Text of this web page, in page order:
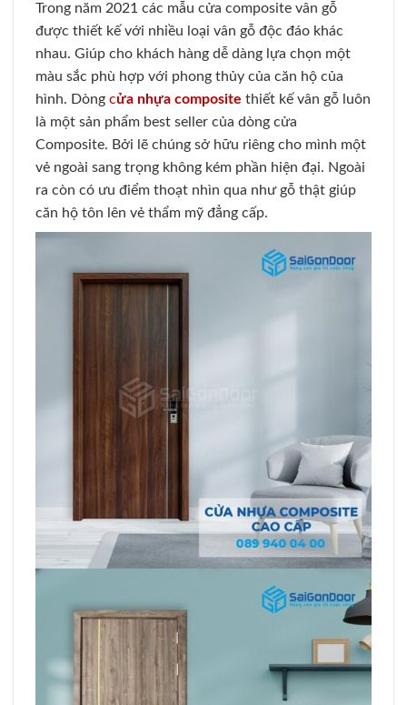
Trong năm 2021 các mẫu cửa composite vân gỗ
được thiết kế với nhiều loại vân gỗ độc đáo khác
nhau. Giúp cho khách hàng dễ dàng lựa chọn một
màu sắc phù hợp với phong thủy của căn hộ của
hình. Dòng cửa nhựa composite thiết kế vân gỗ luôn
là một sản phẩm best seller của dòng cửa
Composite. Bởi lẽ chúng sở hữu riêng cho mình một
vẻ ngoài sang trọng không kém phần hiện đại. Ngoài
ra còn có ưu điểm thoạt nhìn qua như gỗ thật giúp
căn hộ tôn lên vẻ thẩm mỹ đẳng cấp.